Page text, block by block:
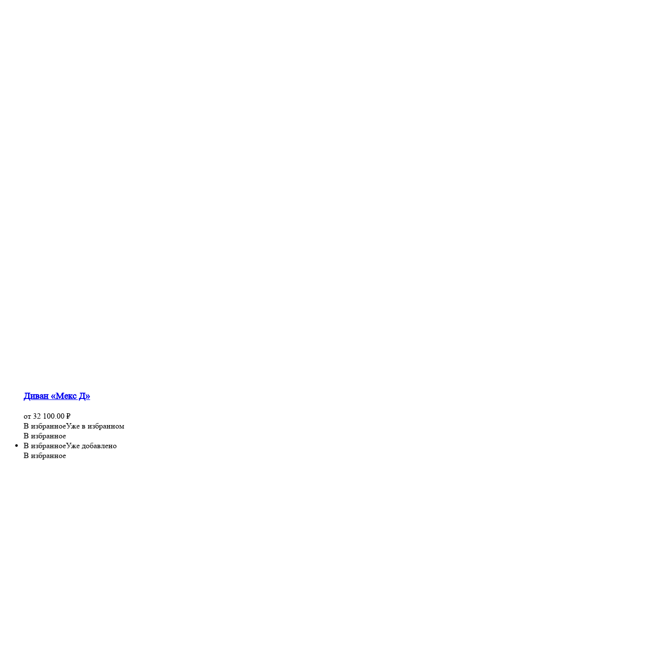
Диван «Мекс Д»
от 32 100.00 ₽
В избранноеУже в избранном
В избранное
В избранноеУже добавлено
В избранное